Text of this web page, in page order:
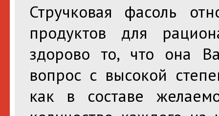
Стручковая фасоль
продуктов для
здорово то, что она
вопрос с высокой
как в составе